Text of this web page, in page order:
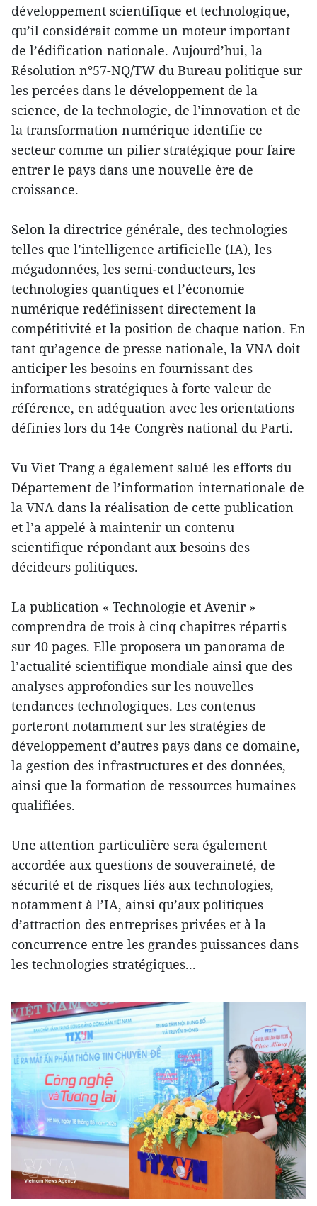
développement scientifique et technologique,
qu’il considérait comme un moteur important
de l’édification nationale. Aujourd’hui, la
Résolution n°57-NQ/TW du Bureau politique sur
les percées dans le développement de la
science, de la technologie, de l’innovation et de
la transformation numérique identifie ce
secteur comme un pilier stratégique pour faire
entrer le pays dans une nouvelle ère de
croissance.
Selon la directrice générale, des technologies
telles que l’intelligence artificielle (IA), les
mégadonnées, les semi-conducteurs, les
technologies quantiques et l’économie
numérique redéfinissent directement la
compétitivité et la position de chaque nation. En
tant qu’agence de presse nationale, la VNA doit
anticiper les besoins en fournissant des
informations stratégiques à forte valeur de
référence, en adéquation avec les orientations
définies lors du 14e Congrès national du Parti.
Vu Viet Trang a également salué les efforts du
Département de l’information internationale de
la VNA dans la réalisation de cette publication
et l’a appelé à maintenir un contenu
scientifique répondant aux besoins des
décideurs politiques.
La publication « Technologie et Avenir »
comprendra de trois à cinq chapitres répartis
sur 40 pages. Elle proposera un panorama de
l’actualité scientifique mondiale ainsi que des
analyses approfondies sur les nouvelles
tendances technologiques. Les contenus
porteront notamment sur les stratégies de
développement d’autres pays dans ce domaine,
la gestion des infrastructures et des données,
ainsi que la formation de ressources humaines
qualifiées.
Une attention particulière sera également
accordée aux questions de souveraineté, de
sécurité et de risques liés aux technologies,
notamment à l’IA, ainsi qu’aux politiques
d’attraction des entreprises privées et à la
concurrence entre les grandes puissances dans
les technologies stratégiques...